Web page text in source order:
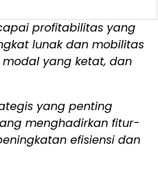
profitabilitas yang
lunak dan mobilitas
modal yang ketat, dan
yang penting
menghadirkan fitur-
efisiensi dan